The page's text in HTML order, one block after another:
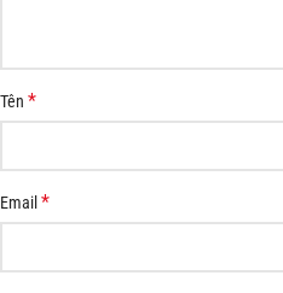
Tên *
Email*